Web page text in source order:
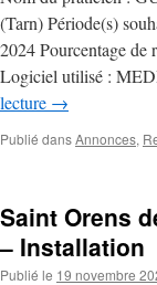
(Tarn) Période(s)
2024 Pourcentage de
Logiciel utilisé :
lecture →
Publié dansAnnonces,
Saint Orens
– Installation
Publié le 19 novembre